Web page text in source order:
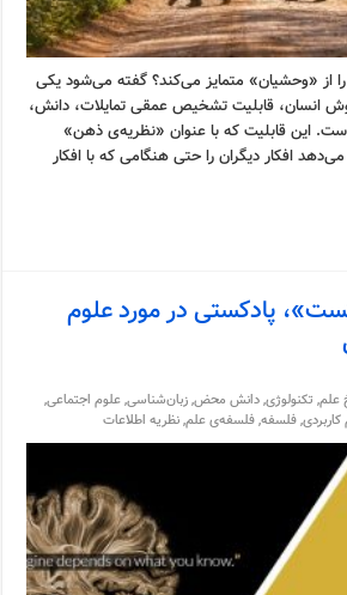
از «وحشیان» متمایز می‌کند؟ گفته می‌شود یکی
انسان، قابلیت تشخیص عمقی تمایلات، دانش،
این قابلیت که با عنوان «نظریه‌ی ذهن»
افکار دیگران را حتی هنگامی که با افکار
پادکستی در مورد علوم
علم, تکنولوژی,دانش محض,زبان‌شناسی,علوم اجتماعی,
,فلسفه,فلسفه‌ی علم,نظریه اطلاعات